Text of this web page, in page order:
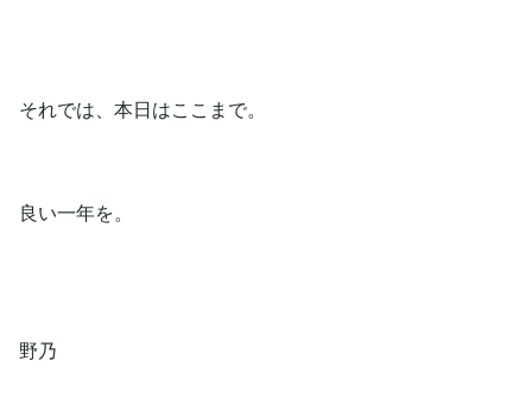
それでは、本日はここまで。
良い一年を。
野乃